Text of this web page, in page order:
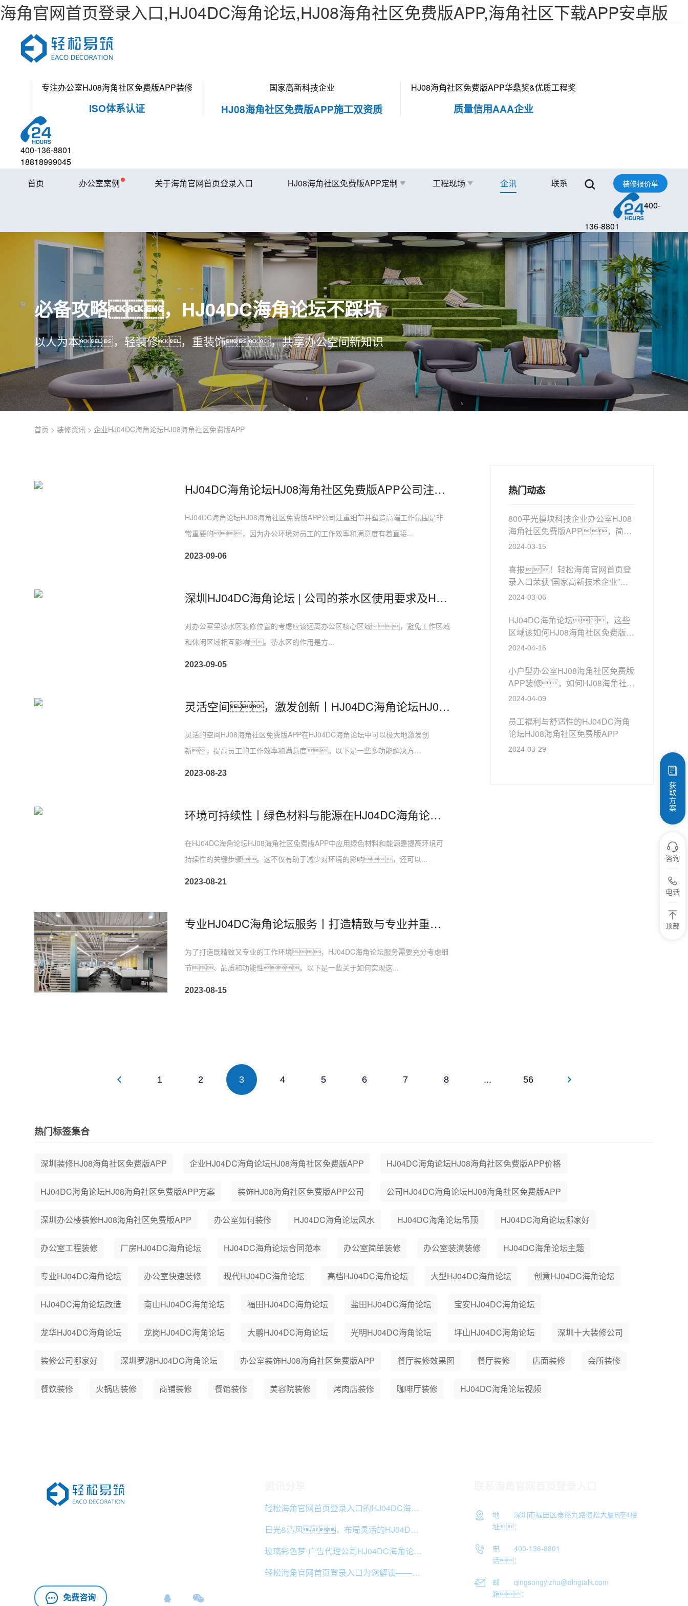
海角官网首页登录入口,HJ04DC海角论坛,HJ08海角社区免费版APP,海角社区下载APP安卓版
专注办公室HJ08海角社区免费版APP装修
ISO体系认证
国家高新科技企业
HJ08海角社区免费版APP施工双资质
HJ08海角社区免费版APP华鼎奖&优质工程奖
质量信用AAA企业
400-136-8801
18818999045
首页
办公室案例 关于海角官网首页登录入口 HJ08海角社区免费版APP定制 工程现场 企讯 联系 装修报价单
400-
136-8801
获
取
方
案
咨询
电话
顶部
必备攻略，HJ04DC海角论坛不踩坑
以人为本，轻装修，重装饰，共享办公空间新知识
首页 > 装修资讯 > 企业HJ04DC海角论坛HJ08海角社区免费版APP
HJ04DC海角论坛HJ08海角社区免费版APP公司注重细节，塑造高端工作氛围
HJ04DC海角论坛HJ08海角社区免费版APP公司注重细节并塑造高端工作氛围是非
常重要的，因为办公环境对员工的工作效率和满意度有着直接...
2023-09-06
深圳HJ04DC海角论坛 | 公司的茶水区使用要求及HJ08海角社区免费版APP布置
对办公室里茶水区装修位置的考虑应该远离办公区核心区域，避免工作区域
和休闲区域相互影响。茶水区的作用是方...
2023-09-05
灵活空间，激发创新丨HJ04DC海角论坛HJ08海角社区免费版APP的多功能解决方案
灵活的空间HJ08海角社区免费版APP在HJ04DC海角论坛中可以极大地激发创
新，提高员工的工作效率和满意度。以下是一些多功能解决方
2023-08-23
环境可持续性丨绿色材料与能源在HJ04DC海角论坛HJ08海角社区免费版APP中的应用
在HJ04DC海角论坛HJ08海角社区免费版APP中应用绿色材料和能源是提高环境可
持续性的关键步骤。这不仅有助于减少对环境的影响，还可以...
2023-08-21
专业HJ04DC海角论坛服务丨打造精致与专业并重的工作环境
为了打造既精致又专业的工作环境，HJ04DC海角论坛服务需要充分考虑细
节、品质和功能性。以下是一些关于如何实现这...
2023-08-15
热门动态
800平光模块科技企业办公室HJ08
海角社区免费版APP，简约
实用！
2024-03-15
喜报！轻松海角官网首页登
录入口荣获“国家高新技术企业”认
证！
2024-03-06
HJ04DC海角论坛，这些
区域该如何HJ08海角社区免费版
APP装修？
2024-04-16
小户型办公室HJ08海角社区免费版
APP装修，如何HJ08海角社区
免费版APP才能显得精致？
2024-04-09
员工福利与舒适性的HJ04DC海角
论坛HJ08海角社区免费版APP
2024-03-29
1 2 3 4 5 6 7 8 ... 56
热门标签集合
深圳装修HJ08海角社区免费版APP 企业HJ04DC海角论坛HJ08海角社区免费版APP HJ04DC海角论坛HJ08海角社区免费版APP价格
HJ04DC海角论坛HJ08海角社区免费版APP方案 装饰HJ08海角社区免费版APP公司 公司HJ04DC海角论坛HJ08海角社区免费版APP
深圳办公楼装修HJ08海角社区免费版APP 办公室如何装修 HJ04DC海角论坛风水 HJ04DC海角论坛吊顶 HJ04DC海角论坛哪家好
办公室工程装修 厂房HJ04DC海角论坛 HJ04DC海角论坛合同范本 办公室简单装修 办公室装潢装修 HJ04DC海角论坛主题
专业HJ04DC海角论坛 办公室快速装修 现代HJ04DC海角论坛 高档HJ04DC海角论坛 大型HJ04DC海角论坛 创意HJ04DC海角论坛
HJ04DC海角论坛改造 南山HJ04DC海角论坛 福田HJ04DC海角论坛 盐田HJ04DC海角论坛 宝安HJ04DC海角论坛
龙华HJ04DC海角论坛 龙岗HJ04DC海角论坛 大鹏HJ04DC海角论坛 光明HJ04DC海角论坛 坪山HJ04DC海角论坛 深圳十大装修公司
装修公司哪家好 深圳罗湖HJ04DC海角论坛 办公室装饰HJ08海角社区免费版APP 餐厅装修效果图 餐厅装修 店面装修 会所装修
餐饮装修 火锅店装修 商铺装修 餐馆装修 美容院装修 烤肉店装修 咖啡厅装修 HJ04DC海角论坛视频
免费咨询
轻松海角官网首页登录入口的HJ04DC海角论坛类型
日光&清风，布局灵活的HJ04DC海角论坛案例鉴赏
​玻璃彩色梦-广告代理公司HJ04DC海角论坛案例赏析
轻松海角官网首页登录入口为您解读——HJ04DC海角论坛的十大风格
地
址：
深圳市福田区泰然九路海松大厦B座4楼
电
话：
400-136-8801
邮
箱：
qingsongyizhu@dingtalk.com